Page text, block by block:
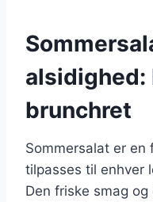
alsidighed:
brunchret
Sommersalat er
tilpasses til enhver
Den friske smag